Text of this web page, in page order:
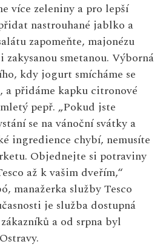
více zeleniny a pro lepší
nastrouhané jablko a
zapomeňte, majonézu
smetanou. Výborná
kdy jogurt smícháme se
a přidáme kapku citronové
pepř. „Pokud jste
se na vánoční svátky a
ingredience chybí, nemusíte
Objednejte si potraviny
až k vašim dveřím,“
manažerka služby Tesco
je služba dostupná
a od srpna byl